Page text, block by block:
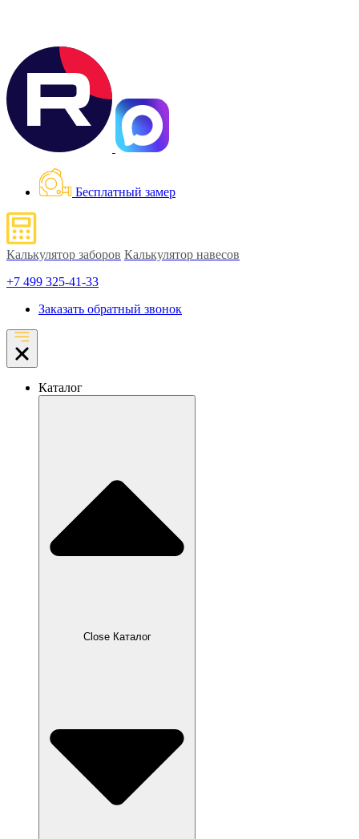
Бесплатный замер
Калькулятор заборов Калькулятор навесов
+7 499 325-41-33
Заказать обратный звонок
Каталог
Close Каталог